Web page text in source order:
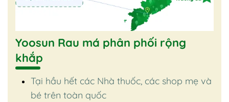
Yoosun Rau má phân phối rộng
khắp
Tại hầu hết các Nhà thuốc, các shop mẹ và
bé trên toàn quốc